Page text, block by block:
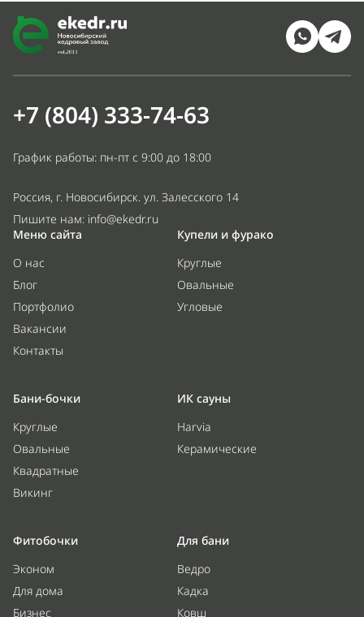
+7 (804) 333-74-63
График работы: пн-пт с 9:00 до 18:00
Россия, г. Новосибирск. ул. Залесского 14
Пишите нам: info@ekedr.ru
Меню сайта
О нас
Блог
Портфолио
Вакансии
Контакты
Купели и фурако
Круглые
Овальные
Угловые
Бани-бочки
Круглые
Овальные
Квадратные
Викинг
ИК сауны
Harvia
Керамические
Фитобочки
Эконом
Для дома
Бизнес
Для бани
Ведро
Кадка
Ковш